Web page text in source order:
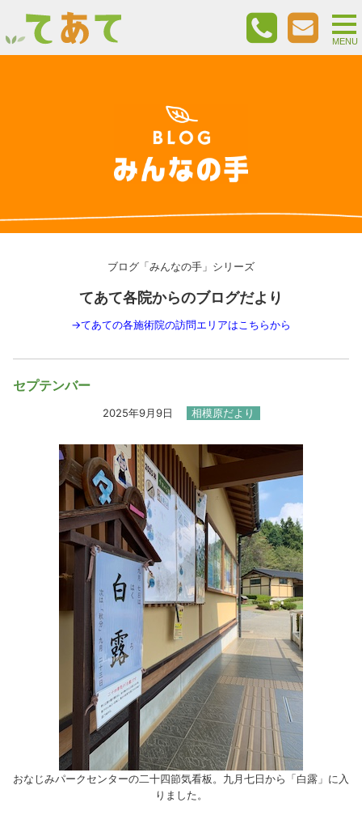
ブログ「みんなの手」シリーズ
てあて各院からのブログだより
→てあての各施術院の訪問エリアはこちらから
セプテンバー
2025年9月9日 相模原だより
おなじみパークセンターの二十四節気看板。九月七日から「白露」に入
りました。
MENU